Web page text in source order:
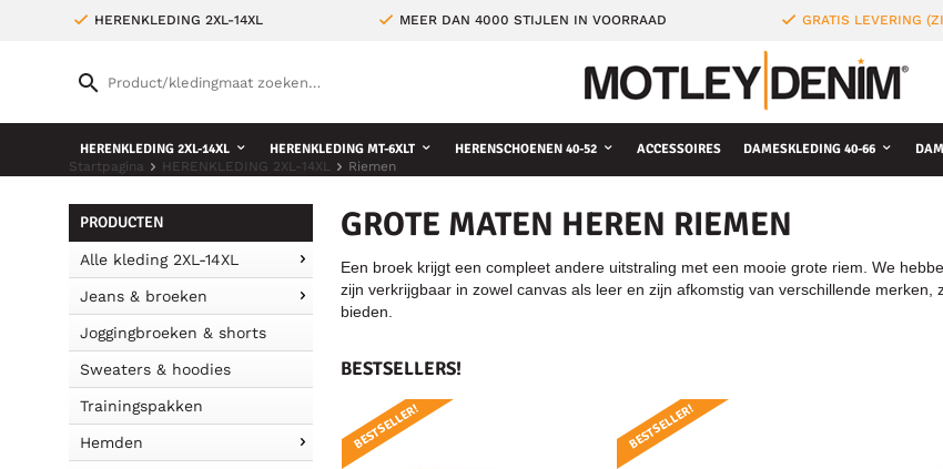
HERENKLEDING 2XL-14XL MEER DAN 4000 STIJLEN IN VOORRAAD GRATIS LEVERING
HERENKLEDING 2XL-14XL HERENKLEDING MT-6XLT HERENSCHOENEN 40-52 ACCESSOIRES DAMESKLEDING 40-66
Startpagina HERENKLEDING 2XL-14XL Riemen
PRODUCTEN
Alle kleding 2XL-14XL
Jeans & broeken
Joggingbroeken & shorts
Sweaters & hoodies
Trainingspakken
Hemden
GROTE MATEN HEREN RIEMEN
Een broek krijgt een compleet andere uitstraling met een mooie grote riem. We
zijn verkrijgbaar in zowel canvas als leer en zijn afkomstig van verschillende
bieden.
BESTSELLERS!
BESTSELLER! BESTSELLER!